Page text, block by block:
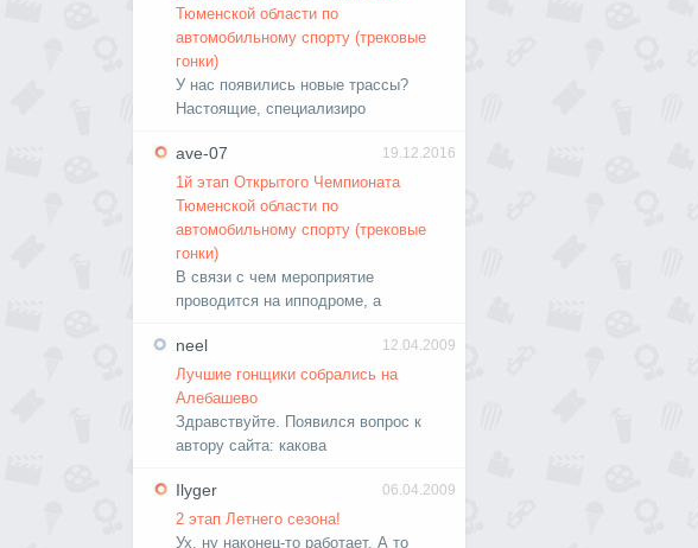
Тюменской области по
автомобильному спорту (трековые
гонки)
У нас появились новые трассы?
Настоящие, специализиро
19.12.2016
ave-07
1й этап Открытого Чемпионата
Тюменской области по
автомобильному спорту (трековые
гонки)
В связи с чем мероприятие
проводится на ипподроме, а
12.04.2009
neel
Лучшие гонщики собрались на
Алебашево
Здравствуйте. Появился вопрос к
автору сайта: какова
06.04.2009
Ilyger
2 этап Летнего сезона!
Ух, ну наконец-то работает. А то